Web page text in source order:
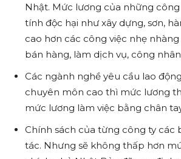
Nhật. Mức lương của những công
tính độc hại như xây dựng, sơn,
cao hơn các công việc nhẹ
bán hàng, làm dịch vụ, công
Các ngành nghề yêu cầu lao
chuyên môn cao thì mức lương
mức lương làm việc bằng chân
Chính sách của từng công ty các
tác. Nhưng sẽ không thấp hơn